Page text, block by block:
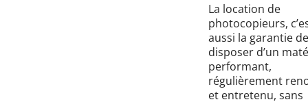
La location de
photocopieurs,
aussi la garantie de
disposer d’un
performant,
régulièrement
et entretenu, sans